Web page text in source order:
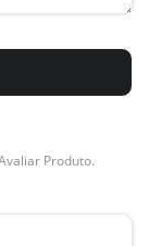
Produto.